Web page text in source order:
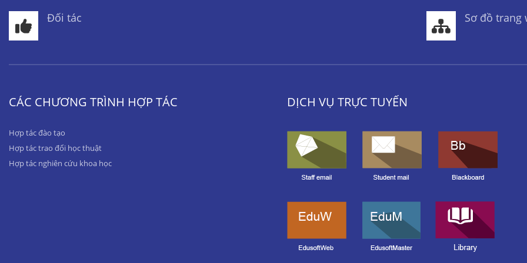
Đối tác Sơ đồ trang
CÁC CHƯƠNG TRÌNH HỢP TÁC
Hợp tác đào tạo
Hợp tác trao đổi học thuật
Hợp tác nghiên cứu khoa học
DỊCH VỤ TRỰC TUYẾN